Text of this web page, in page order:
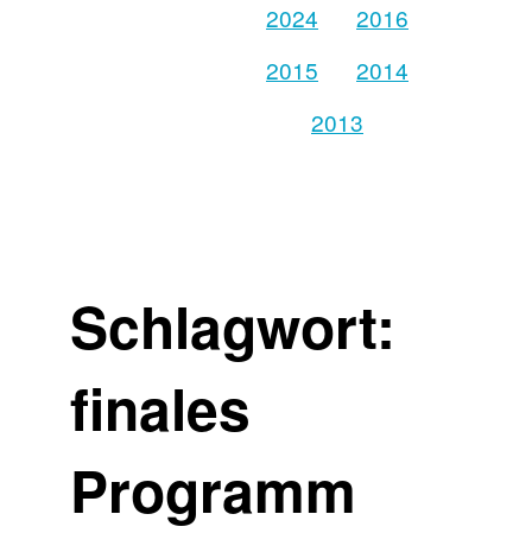
2024
2016
2015
2014
2013
Schlagwort:
finales
Programm